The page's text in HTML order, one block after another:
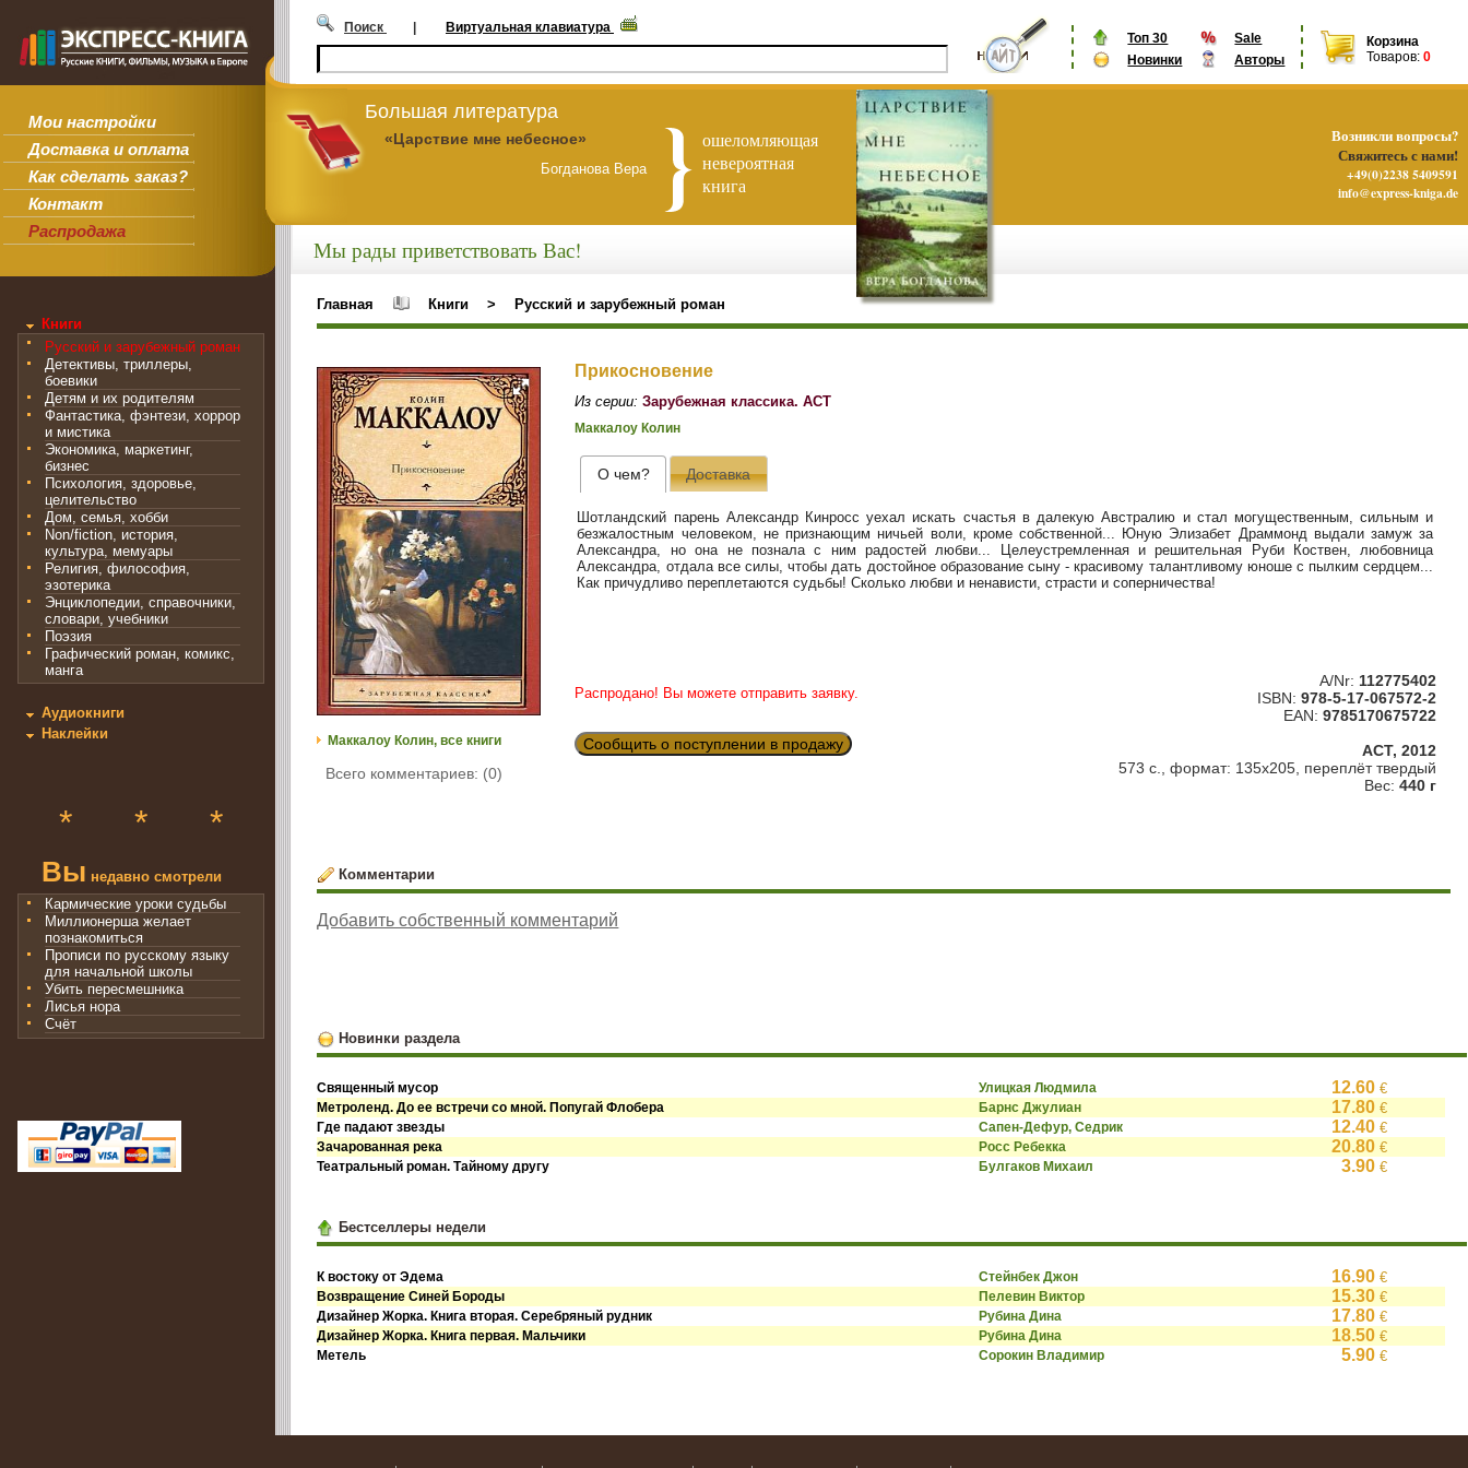
Мои настройки
Доставка и оплата
Как сделать заказ?
Контакт
Распродажа
Топ 30
Sale
Новинки
Авторы
Корзина
Товаров: 0
Поиск | Виртуальная клавиатура
Большая литература
«Царствие мне небесное»
Богданова Вера
ошеломляющая
невероятная
книга
Книги
Русский и зарубежный роман
Детективы, триллеры,
боевики
Детям и их родителям
Фантастика, фэнтези, хоррор
и мистика
Экономика, маркетинг,
бизнес
Психология, здоровье,
целительство
Дом, семья, хобби
Non/fiction, история,
культура, мемуары
Религия, философия,
эзотерика
Энциклопедии, справочники,
словари, учебники
Поэзия
Графический роман, комикс,
манга
Аудиокниги
Наклейки
* * *
Вы недавно смотрели
Кармические уроки судьбы
Миллионерша желает
познакомиться
Прописи по русскому языку
для начальной школы
Убить пересмешника
Лисья нора
Счёт
Мы рады приветствовать Вас!
Главная Книги > Русский и зарубежный роман
Маккалоу Колин, все книги
Всего комментариев: (0)
Прикосновение
Из серии: Зарубежная классика. АСТ
Маккалоу Колин
О чем? Доставка
Шотландский парень Александр Кинросс уехал искать счастья в далекую Австралию и стал могущественным, сильным и
безжалостным человеком, не признающим ничьей воли, кроме собственной... Юную Элизабет Драммонд выдали замуж за
Александра, но она не познала с ним радостей любви... Целеустремленная и решительная Руби Коствен, любовница
Александра, отдала все силы, чтобы дать достойное образование сыну - красивому талантливому юноше с пылким сердцем...
Как причудливо переплетаются судьбы! Сколько любви и ненависти, страсти и соперничества!
Распродано! Вы можете отправить заявку.
Сообщить о поступлении в продажу
A/Nr: 112775402
ISBN: 978-5-17-067572-2
EAN: 9785170675722
АСТ, 2012
573 с., формат: 135х205, переплёт твердый
Вес: 440 г
Комментарии
Добавить собственный комментарий
Новинки раздела
Священный мусор Улицкая Людмила 12.60€
Метроленд. До ее встречи со мной. Попугай Флобера Барнс Джулиан 17.80€
Где падают звезды Сапен-Дефур, Седрик 12.40€
Зачарованная река Росс Ребекка 20.80€
Театральный роман. Тайному другу Булгаков Михаил 3.90€
Бестселлеры недели
К востоку от Эдема Стейнбек Джон 16.90€
Возвращение Синей Бороды Пелевин Виктор 15.30€
Дизайнер Жорка. Книга вторая. Серебряный рудник Рубина Дина 17.80€
Дизайнер Жорка. Книга первая. Мальчики Рубина Дина 18.50€
Метель Сорокин Владимир 5.90€
Возникли вопросы?
Свяжитесь с нами!
+49(0)2238 5409591
info@express-kniga.de